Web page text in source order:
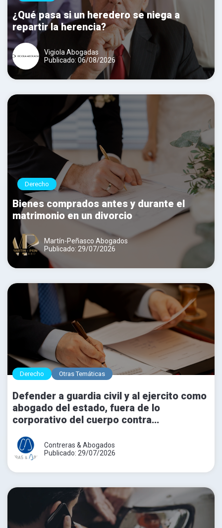
¿Qué pasa si un heredero se niega a
repartir la herencia?
Vigiola Abogadas
Publicado: 06/08/2026
Derecho
Bienes comprados antes y durante el
matrimonio en un divorcio
Martín-Peñasco Abogados
Publicado: 29/07/2026
Derecho Otras Temáticas
Defender a guardia civil y al ejercito como
abogado del estado, fuera de lo
corporativo del cuerpo contra
Contreras & Abogados
Publicado: 29/07/2026